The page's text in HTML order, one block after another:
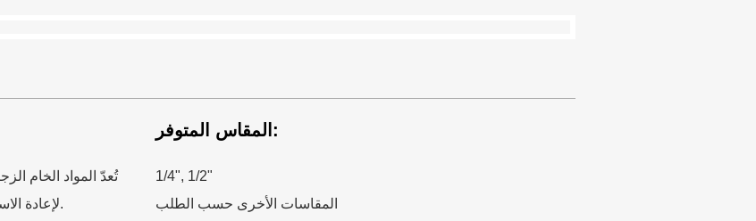
لإعادة الاستخدام لحفر النار، فهي صديقة للبيئة واقتصادية.
المقاس المتوفر:
1/4", 1/2"
المقاسات الأخرى حسب الطلب